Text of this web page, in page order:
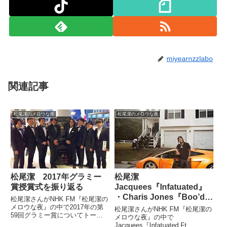
miyearnzzlabo
関連記事
松尾潔のメロウな夜
松尾潔 2017年グラミー
賞授賞式を振り返る
松尾潔さんがNHK FM『松尾潔の
メロウな夜』の中で2017年の第
59回グラミー賞についてトー
松尾潔のメロウな夜
松尾潔
Jacquees『Infatuated』
・Charis Jones『Boo’d
Up Remix』を語る
松尾潔さんがNHK FM『松尾潔の
メロウな夜』の中で
Jacquees『Infatuated Ft.